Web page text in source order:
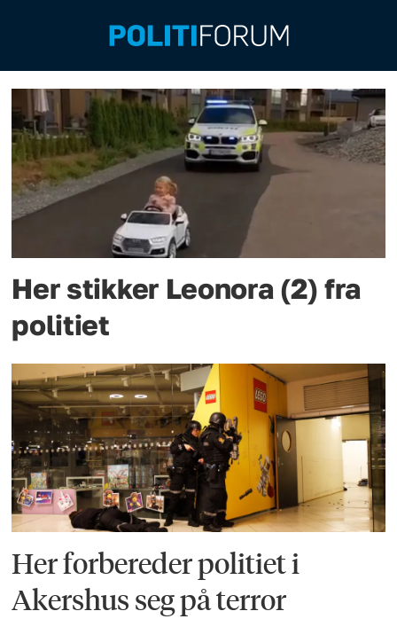
Emne:
video
Her stikker Leonora (2) fra
politiet
Her forbereder politiet i
Akershus seg på terror